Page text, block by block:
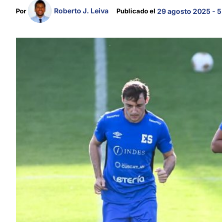
Por Roberto J. Leiva Publicado el 29 agosto 2025 -